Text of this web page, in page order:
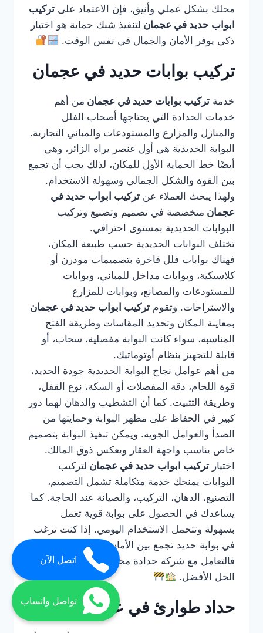
محلك بشكل عملي وأنيق، فإن الاعتماد على تركيب
ابواب حديد في عجمان لتنفيذ شبك حماية هو اختيار
ذكي يوفر الأمان والجمال في نفس الوقت.
تركيب بوابات حديد في عجمان
خدمة تركيب بوابات حديد في عجمان من أهم
خدمات الحدادة التي يحتاجها أصحاب الفلل
والمنازل والمزارع والمستودعات والمباني التجارية.
البوابة الحديدية هي أول عنصر يراه الزائر، وهي
أيضًا خط الحماية الأول للمكان، لذلك يجب أن تجمع
بين القوة والشكل الجمالي وسهولة الاستخدام.
ولهذا يبحث العملاء عن تركيب ابواب حديد في
عجمان متخصصة في تصميم وتصنيع وتركيب
البوابات الحديدية بمستوى احترافي.
تختلف البوابات الحديدية حسب طبيعة المكان،
فهناك بوابات فلل فاخرة بتصميمات مودرن أو
كلاسيكية، وبوابات مداخل للمباني، وبوابات
للمستودعات والمصانع، وبوابات للمزارع
والاستراحات. وتقوم تركيب ابواب حديد في عجمان
بمعاينة المكان وتحديد المقاسات وطريقة الفتح
المناسبة، سواء كانت البوابة مفصلية، سحاب، أو
قابلة للتجهيز بنظام أوتوماتيك.
من أهم عوامل نجاح البوابة الحديدية جودة الحديد،
قوة اللحام، دقة المفصلات أو السكة، نوع القفل،
وطريقة التثبيت. كما أن التشطيب والدهان لهما دور
كبير في الحفاظ على مظهر البوابة وحمايتها من
الصدأ والعوامل الجوية. ويمكن تنفيذ البوابة بتصميم
خاص يناسب واجهة العقار ويعكس ذوق المالك.
اختيار تركيب ابواب حديد في عجمان لتركيب
البوابات يمنحك خدمة متكاملة تشمل التصميم،
التصنيع، الدهان، التركيب، والصيانة عند الحاجة. كما
يساعدك في الحصول على بوابة قوية تعمل
بسهولة وتتحمل الاستخدام اليومي. إذا كنت ترغب
في بوابة حديد تجمع بين الأمان والفخامة والمتانة،
فالتعامل مع شركة حدادة محترفة في عجمان هو
الحل الأفضل.
حداد طوارئ في عجمان
اتصل الآن
تواصل واتساب